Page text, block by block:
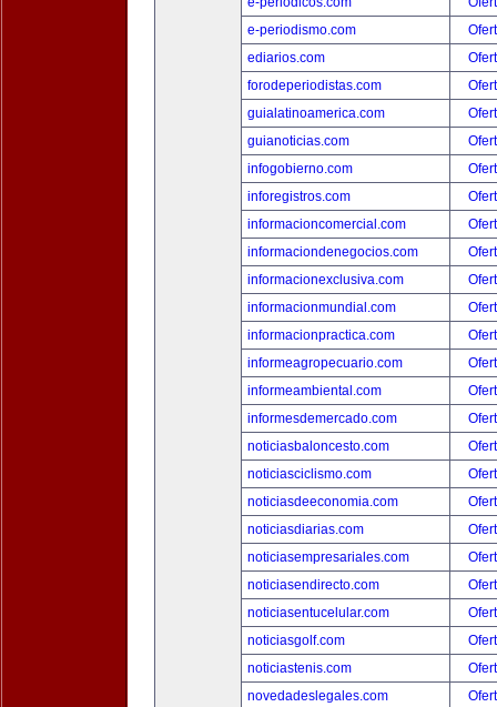
e-periodismo.com
ediarios.com
forodeperiodistas.com
guialatinoamerica.com
guianoticias.com
infogobierno.com
inforegistros.com
informacioncomercial.com
informaciondenegocios.com
informacionexclusiva.com
informacionmundial.com
informacionpractica.com
informeagropecuario.com
informeambiental.com
informesdemercado.com
noticiasbaloncesto.com
noticiasciclismo.com
noticiasdeeconomia.com
noticiasdiarias.com
noticiasempresariales.com
noticiasendirecto.com
noticiasentucelular.com
noticiasgolf.com
noticiastenis.com
novedadeslegales.com